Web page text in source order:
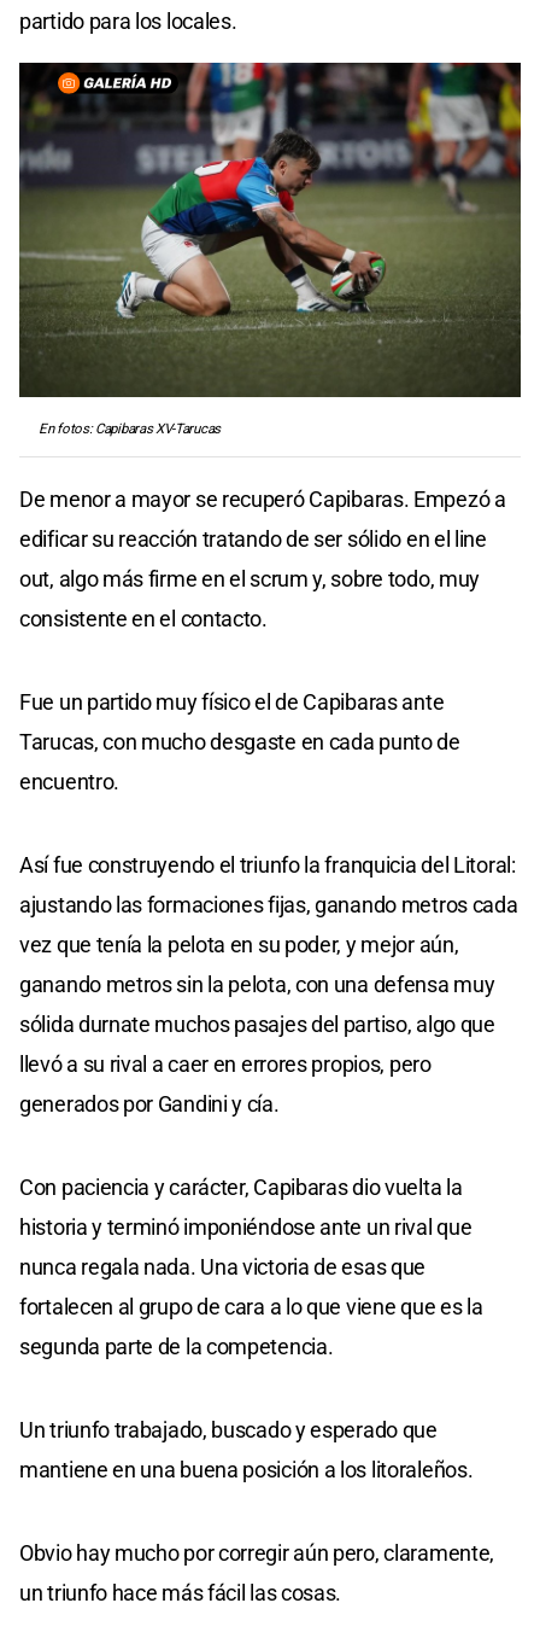
partido para los locales.
En fotos: Capibaras XV-Tarucas
De menor a mayor se recuperó Capibaras. Empezó a
edificar su reacción tratando de ser sólido en el line
out, algo más firme en el scrum y, sobre todo, muy
consistente en el contacto.
Fue un partido muy físico el de Capibaras ante
Tarucas, con mucho desgaste en cada punto de
encuentro.
Así fue construyendo el triunfo la franquicia del Litoral:
ajustando las formaciones fijas, ganando metros cada
vez que tenía la pelota en su poder, y mejor aún,
ganando metros sin la pelota, con una defensa muy
sólida durnate muchos pasajes del partiso, algo que
llevó a su rival a caer en errores propios, pero
generados por Gandini y cía.
Con paciencia y carácter, Capibaras dio vuelta la
historia y terminó imponiéndose ante un rival que
nunca regala nada. Una victoria de esas que
fortalecen al grupo de cara a lo que viene que es la
segunda parte de la competencia.
Un triunfo trabajado, buscado y esperado que
mantiene en una buena posición a los litoraleños.
Obvio hay mucho por corregir aún pero, claramente,
un triunfo hace más fácil las cosas.